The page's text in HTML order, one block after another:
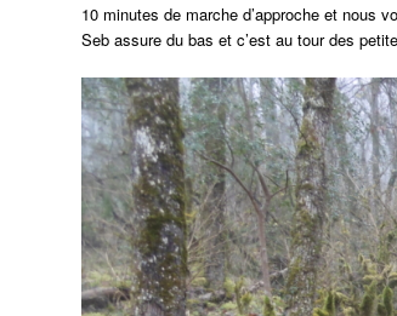
10 minutes de marche d’approche et nous
Seb assure du bas et c’est au tour des